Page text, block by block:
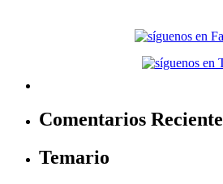
Comentarios Reciente
Temario